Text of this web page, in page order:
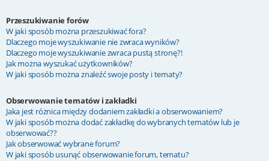
Przeszukiwanie forów
W jaki sposób można przeszukiwać fora?
Dlaczego moje wyszukiwanie nie zwraca wyników?
Dlaczego moje wyszukiwanie zwraca pustą stronę?!
Jak można wyszukać użytkowników?
W jaki sposób można znaleźć swoje posty i tematy?
Obserwowanie tematów i zakładki
Jaka jest różnica między dodaniem zakładki a obserwowaniem?
W jaki sposób można dodać zakładkę do wybranych tematów lub je
obserwować??
Jak obserwować wybrane forum?
W jaki sposób usunąć obserwowanie forum, tematu?